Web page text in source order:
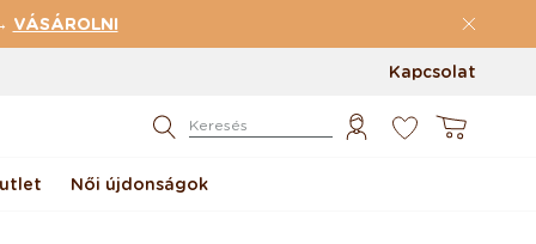
VÁSÁROLNI
Kapcsolat
Keresés Kosár
Női újdonságok